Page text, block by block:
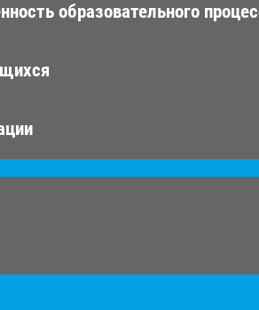
образовательного